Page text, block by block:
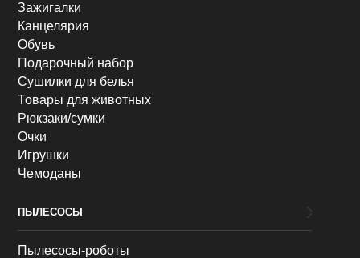
Зажигалки
Канцелярия
Обувь
Подарочный набор
Сушилки для белья
Товары для животных
Рюкзаки/сумки
Очки
Игрушки
Чемоданы
ПЫЛЕСОСЫ
Пылесосы-роботы